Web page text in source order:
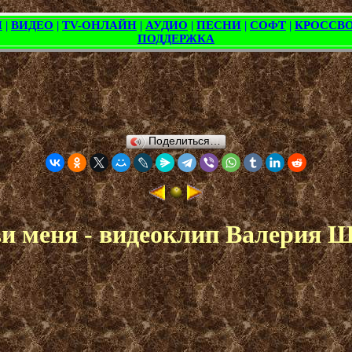
Поделиться…
меня - видеоклип Валерия